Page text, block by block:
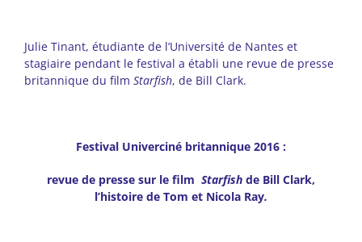
Julie Tinant, étudiante de l’Université de Nantes et
stagiaire pendant le festival a établi une revue de presse
britannique du film Starfish, de Bill Clark.
Festival Univerciné britannique 2016 :
revue de presse sur le film Starfish de Bill Clark,
l’histoire de Tom et Nicola Ray.